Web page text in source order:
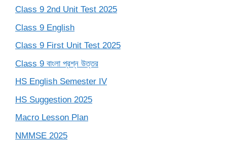
Class 9 2nd Unit Test 2025
Class 9 English
Class 9 First Unit Test 2025
Class 9 বাংলা প্রশ্ন উত্তর
HS English Semester IV
HS Suggestion 2025
Macro Lesson Plan
NMMSE 2025